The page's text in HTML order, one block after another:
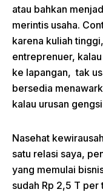
atau bahkan
merintis usaha.
karena kuliah
entreprenuer,
ke lapangan, tak
bersedia
kalau urusan
Nasehat
satu relasi saya,
yang memulai
sudah Rp 2,5 T